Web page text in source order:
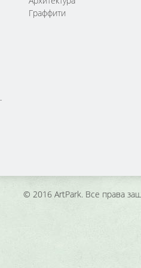
Граффити
© 2016 ArtPark. Все права